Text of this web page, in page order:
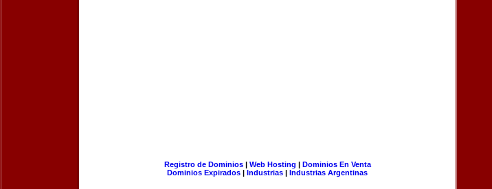
Registro de Dominios| Web Hosting | Dominios En Venta
Dominios Expirados | Industrias | Industrias Argentinas